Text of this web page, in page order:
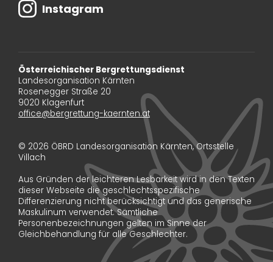
Instagram
Österreichischer Bergrettungsdienst
Landesorganisation Kärnten
Rosenegger Straße 20
9020 Klagenfurt
office@bergrettung-kaernten.at
© 2026 ÖBRD Landesorganisation Kärnten, Ortsstelle
Villach
Aus Gründen der leichteren Lesbarkeit wird in den Texten
dieser Webseite die geschlechtsspezifische
Differenzierung nicht berücksichtigt und das generische
Maskulinum verwendet. Sämtliche
Personenbezeichnungen gelten im Sinne der
Gleichbehandlung für alle Geschlechter.